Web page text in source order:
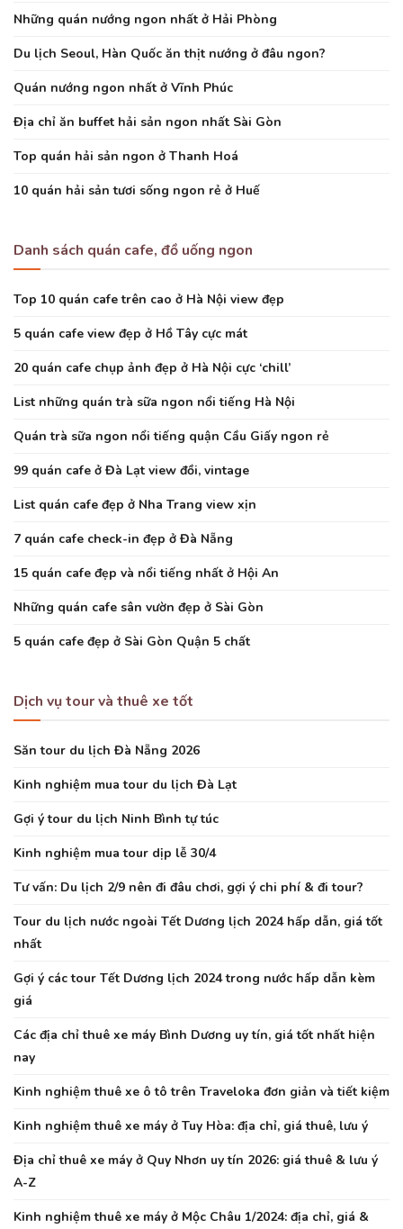
Những quán nướng ngon nhất ở Hải Phòng
Du lịch Seoul, Hàn Quốc ăn thịt nướng ở đâu ngon?
Quán nướng ngon nhất ở Vĩnh Phúc
Địa chỉ ăn buffet hải sản ngon nhất Sài Gòn
Top quán hải sản ngon ở Thanh Hoá
10 quán hải sản tươi sống ngon rẻ ở Huế
Danh sách quán cafe, đồ uống ngon
Top 10 quán cafe trên cao ở Hà Nội view đẹp
5 quán cafe view đẹp ở Hồ Tây cực mát
20 quán cafe chụp ảnh đẹp ở Hà Nội cực ‘chill’
List những quán trà sữa ngon nổi tiếng Hà Nội
Quán trà sữa ngon nổi tiếng quận Cầu Giấy ngon rẻ
99 quán cafe ở Đà Lạt view đồi, vintage
List quán cafe đẹp ở Nha Trang view xịn
7 quán cafe check-in đẹp ở Đà Nẵng
15 quán cafe đẹp và nổi tiếng nhất ở Hội An
Những quán cafe sân vườn đẹp ở Sài Gòn
5 quán cafe đẹp ở Sài Gòn Quận 5 chất
Dịch vụ tour và thuê xe tốt
Săn tour du lịch Đà Nẵng 2026
Kinh nghiệm mua tour du lịch Đà Lạt
Gợi ý tour du lịch Ninh Bình tự túc
Kinh nghiệm mua tour dịp lễ 30/4
Tư vấn: Du lịch 2/9 nên đi đâu chơi, gợi ý chi phí & đi tour?
Tour du lịch nước ngoài Tết Dương lịch 2024 hấp dẫn, giá tốt
nhất
Gợi ý các tour Tết Dương lịch 2024 trong nước hấp dẫn kèm
giá
Các địa chỉ thuê xe máy Bình Dương uy tín, giá tốt nhất hiện
nay
Kinh nghiệm thuê xe ô tô trên Traveloka đơn giản và tiết kiệm
Kinh nghiệm thuê xe máy ở Tuy Hòa: địa chỉ, giá thuê, lưu ý
Địa chỉ thuê xe máy ở Quy Nhơn uy tín 2026: giá thuê & lưu ý
A-Z
Kinh nghiệm thuê xe máy ở Mộc Châu 1/2024: địa chỉ, giá &